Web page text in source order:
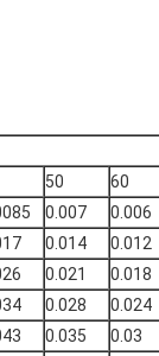
50 60
0.007 0.006
0.014 0.012
0.021 0.018
0.028 0.024
0.035 0.03